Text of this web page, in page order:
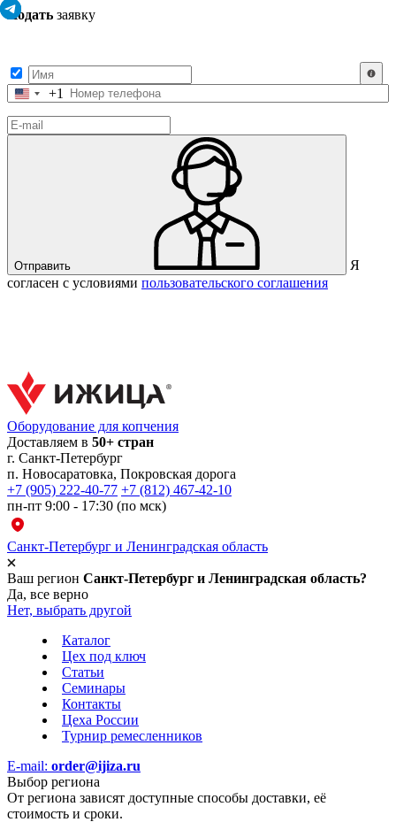
Подать заявку
Соединенные
+1
+1
Отправить
Я
согласен с условиями пользовательского соглашения
Санкт-Петербург и Ленинградская область
Ваш регион Санкт-Петербург и Ленинградская область?
Да, все верно
Нет, выбрать другой
Оборудование для копчения
Доставляем в 50+ стран
г. Санкт-Петербург
п. Новосаратовка, Покровская дорога
+7 (905) 222-40-77 +7 (812) 467-42-10
пн-пт 9:00 - 17:30 (по мск)
Каталог
Цех под ключ
Статьи
Семинары
Контакты
Цеха России
Турнир ремесленников
E-mail: order@ijiza.ru
Выбор региона
От региона зависят доступные способы доставки, её
стоимость и сроки.